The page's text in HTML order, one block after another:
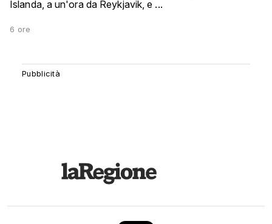
Islanda, a un'ora da Reykjavik, e ...
6 ore